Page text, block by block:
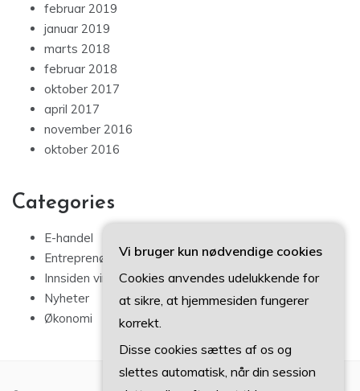
februar 2019
januar 2019
marts 2018
februar 2018
oktober 2017
april 2017
november 2016
oktober 2016
Categories
E-handel
Entreprenørskap
Innsiden virksomhet
Nyheter
Økonomi
Vi bruger kun nødvendige cookies
Cookies anvendes udelukkende for
at sikre, at hjemmesiden fungerer
korrekt.
Disse cookies sættes af os og
slettes automatisk, når din session